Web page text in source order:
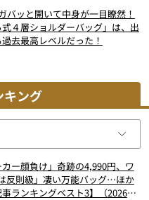
バッと開いて中身が一目瞭然！
４層ショルダーバッグ」は、出
去最高レベルだった！
キング
ー顔負け」奇跡の4,990円、ワ
反則級」凄い万能バッグ…ほか
事ランキングベスト3】（2026年